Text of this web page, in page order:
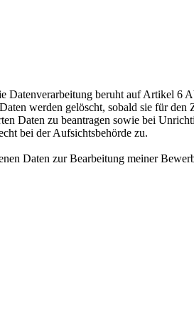
beruht auf Artikel 6
werden gelöscht, sobald sie für
Daten zu beantragen sowie bei
bei der Aufsichtsbehörde zu.
Daten zur Bearbeitung meiner